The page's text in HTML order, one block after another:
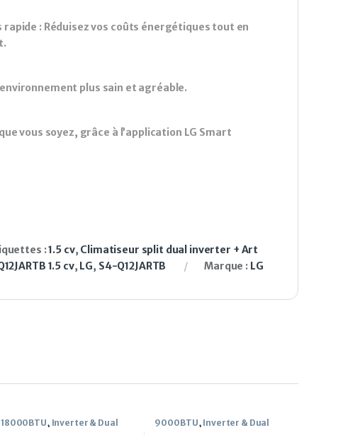
: Réduisez vos coûts énergétiques tout en
plus sain et agréable.
vous soyez, grâce à l’application LG Smart
:1.5 cv, Climatiseur split dual inverter + Art
1.5 cv, LG, S4-Q12JARTB Marque : LG
18000BTU, Inverter & Dual
9000BTU, Inverter & Dual